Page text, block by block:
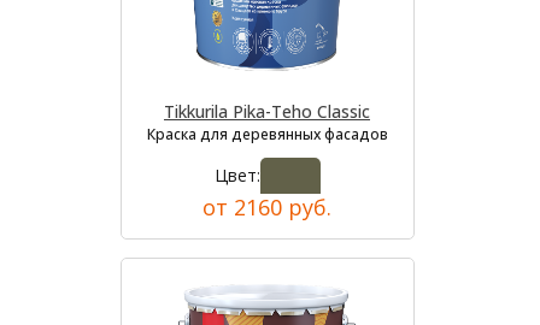
Tikkurila Pika-Teho Classic
Краска для деревянных фасадов
Цвет:
от 2160 руб.